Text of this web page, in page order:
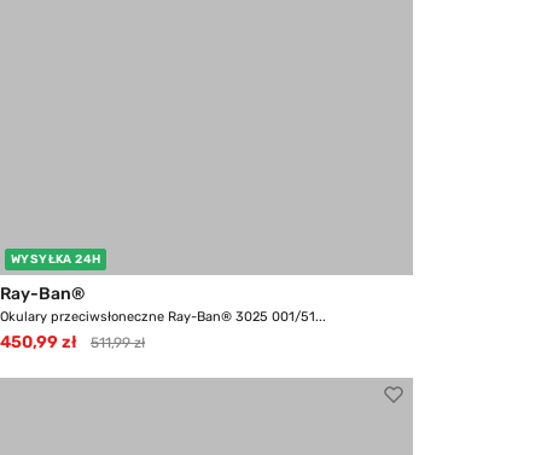
WYSYŁKA 24H
Ray-Ban®
Okulary przeciwsłoneczne Ray-Ban® 3025 001/51...
450,99 zł 511,99 zł